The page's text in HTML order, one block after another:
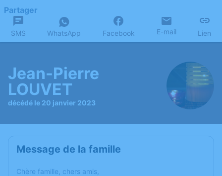
Partager
SMS WhatsApp Facebook E-mail Lien
Jean-Pierre
LOUVET
décédé le 20 janvier 2023
Message de la famille
Chère famille, chers amis,